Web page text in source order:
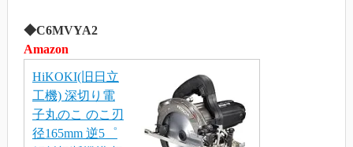
◆C6MVYA2
Amazon
HiKOKI(旧日立
工機) 深切り電
子丸のこ のこ刃
径165mm 逆5゜